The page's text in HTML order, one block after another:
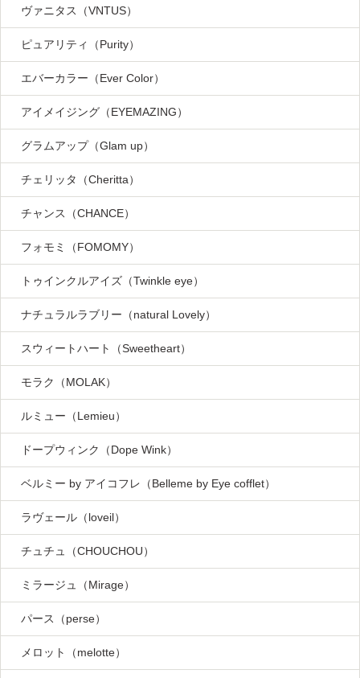
ヴァニタス（VNTUS）
ピュアリティ（Purity）
エバーカラー（Ever Color）
アイメイジング（EYEMAZING）
グラムアップ（Glam up）
チェリッタ（Cheritta）
チャンス（CHANCE）
フォモミ（FOMOMY）
トゥインクルアイズ（Twinkle eye）
ナチュラルラブリー（natural Lovely）
スウィートハート（Sweetheart）
モラク（MOLAK）
ルミュー（Lemieu）
ドープウィンク（Dope Wink）
ベルミー by アイコフレ（Belleme by Eye cofflet）
ラヴェール（loveil）
チュチュ（CHOUCHOU）
ミラージュ（Mirage）
パース（perse）
メロット（melotte）